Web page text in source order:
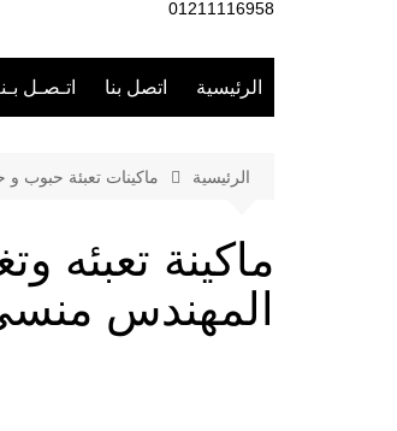
01211116958
الرئيسية اتصل بنا اتـصـل
الرئيسية ماكينات تعبئة حبوب و
المهندس